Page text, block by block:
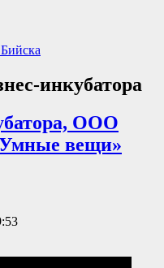
инкубатора
ООО
вещи»